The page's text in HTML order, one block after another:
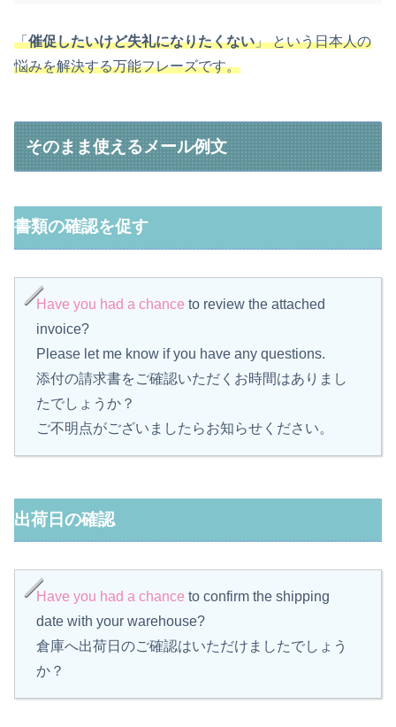
「催促したいけど失礼になりたくない」 という日本人の
悩みを解決する万能フレーズです。
そのまま使えるメール例文
書類の確認を促す
Have you had a chance to review the attached
invoice?
Please let me know if you have any questions.
添付の請求書をご確認いただくお時間はありまし
たでしょうか？
ご不明点がございましたらお知らせください。
出荷日の確認
Have you had a chance to confirm the shipping
date with your warehouse?
倉庫へ出荷日のご確認はいただけましたでしょう
か？